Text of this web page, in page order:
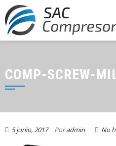
COMP-SCREW-
5 junio, 2017 Poradmin No